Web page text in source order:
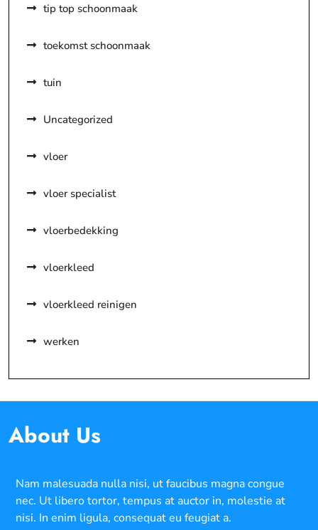
tip top schoonmaak
toekomst schoonmaak
tuin
Uncategorized
vloer
vloer specialist
vloerbedekking
vloerkleed
vloerkleed reinigen
werken
About Us
Nam malesuada nulla nisi, ut faucibus magna congue
nec. Ut libero tortor, tempus at auctor in, molestie at
nisi. In enim ligula, consequat eu feugiat a.